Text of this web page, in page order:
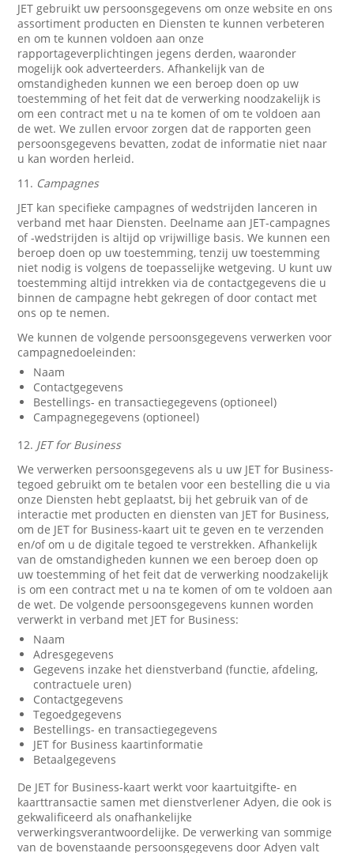
JET gebruikt uw persoonsgegevens om onze website en ons
assortiment producten en Diensten te kunnen verbeteren
en om te kunnen voldoen aan onze
rapportageverplichtingen jegens derden, waaronder
mogelijk ook adverteerders. Afhankelijk van de
omstandigheden kunnen we een beroep doen op uw
toestemming of het feit dat de verwerking noodzakelijk is
om een contract met u na te komen of om te voldoen aan
de wet. We zullen ervoor zorgen dat de rapporten geen
persoonsgegevens bevatten, zodat de informatie niet naar
u kan worden herleid.
11. Campagnes
JET kan specifieke campagnes of wedstrijden lanceren in
verband met haar Diensten. Deelname aan JET-campagnes
of -wedstrijden is altijd op vrijwillige basis. We kunnen een
beroep doen op uw toestemming, tenzij uw toestemming
niet nodig is volgens de toepasselijke wetgeving. U kunt uw
toestemming altijd intrekken via de contactgegevens die u
binnen de campagne hebt gekregen of door contact met
ons op te nemen.
We kunnen de volgende persoonsgegevens verwerken voor
campagnedoeleinden:
Naam
Contactgegevens
Bestellings- en transactiegegevens (optioneel)
Campagnegegevens (optioneel)
12. JET for Business
We verwerken persoonsgegevens als u uw JET for Business-
tegoed gebruikt om te betalen voor een bestelling die u via
onze Diensten hebt geplaatst, bij het gebruik van of de
interactie met producten en diensten van JET for Business,
om de JET for Business-kaart uit te geven en te verzenden
en/of om u de digitale tegoed te verstrekken. Afhankelijk
van de omstandigheden kunnen we een beroep doen op
uw toestemming of het feit dat de verwerking noodzakelijk
is om een contract met u na te komen of om te voldoen aan
de wet. De volgende persoonsgegevens kunnen worden
verwerkt in verband met JET for Business:
Naam
Adresgegevens
Gegevens inzake het dienstverband (functie, afdeling,
contractuele uren)
Contactgegevens
Tegoedgegevens
Bestellings- en transactiegegevens
JET for Business kaartinformatie
Betaalgegevens
De JET for Business-kaart werkt voor kaartuitgifte- en
kaarttransactie samen met dienstverlener Adyen, die ook is
gekwalificeerd als onafhankelijke
verwerkingsverantwoordelijke. De verwerking van sommige
van de bovenstaande persoonsgegevens door Adyen valt